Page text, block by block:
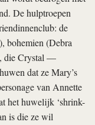
De hulptroepen
de
bohemien (Debra
die Crystal —
dat ze Mary’s
van Annette
het huwelijk ‘shrink-
is die ze wil